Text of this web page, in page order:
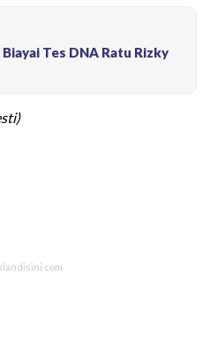
Tes DNA Ratu Rizky